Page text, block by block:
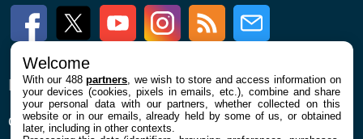
FacebookTwitter Youtube InstagramRSS Newsletter
ENTREPRISE
Qui sommes nous
À PROPOS
La rédaction
Welcome
With our 488partners , we wish to store and access information on
your devices (cookies, pixels in emails, etc.), combine and share
your personal data with our partners, whether collected on this
website or in our emails, already held by some of us, or obtained
later, including in other contexts.